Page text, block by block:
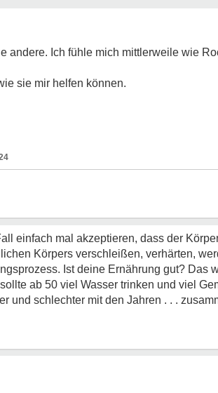
andere. Ich fühle mich mittlerweile wie
sie mir helfen können.
einfach mal akzeptieren, dass der
Körpers verschleißen, verhärten,
Ist deine Ernährung gut? Das
ab 50 viel Wasser trinken und viel
und schlechter mit den Jahren . . .